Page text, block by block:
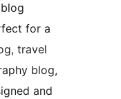
for a
travel
blog,
and